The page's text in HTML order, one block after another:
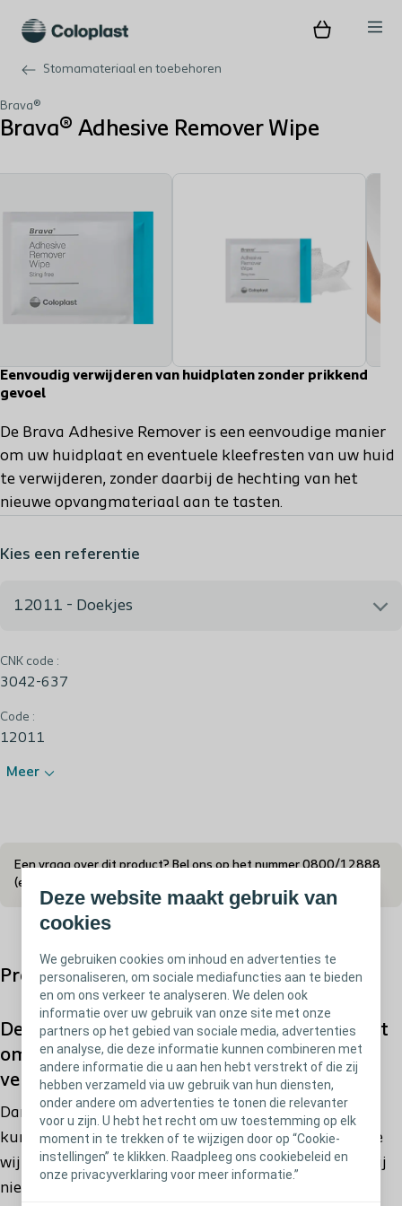
Deze website maakt gebruik van
cookies
We gebruiken cookies om inhoud en advertenties te
personaliseren, om sociale mediafuncties aan te bieden
en om ons verkeer te analyseren. We delen ook
informatie over uw gebruik van onze site met onze
partners op het gebied van sociale media, advertenties
en analyse, die deze informatie kunnen combineren met
andere informatie die u aan hen hebt verstrekt of die zij
hebben verzameld via uw gebruik van hun diensten,
onder andere om advertenties te tonen die relevanter
voor u zijn. U hebt het recht om uw toestemming op elk
moment in te trekken of te wijzigen door op “Cookie-
instellingen” te klikken. Raadpleeg ons cookiebeleid en
onze privacyverklaring voor meer informatie.”
Stomamateriaal en toebehoren
Brava®
Brava® Adhesive Remover Wipe
Eenvoudig verwijderen van huidplaten zonder prikkend
gevoel
De Brava Adhesive Remover is een eenvoudige manier
om uw huidplaat en eventuele kleefresten van uw huid
te verwijderen, zonder daarbij de hechting van het
nieuwe opvangmateriaal aan te tasten.
Kies een referentie
12011 - Doekjes
12011 - Doekjes
CNK code :
3042-637
Code :
12011
Meer
Een vraag over dit product? Bel ons op het nummer 0800/12888
(eindgebruikers) of 02/334.35.35 (professionele zorgverleners)
Productomschrijving
De Brava Adhesive Remover wordt gebruikt
om uw opvangmateriaal gemakkelijker te
verwijderen.
Dankzij de niet-prikkende Brava Adhesive Remover
kunt u uw huidplaat en de kleefresten op eenvoudige
wijze verwijderen. Hij bevat geen alcohol, waardoor hij
niet prikt en geen pijn doet aan uw huid. Hij is binnen